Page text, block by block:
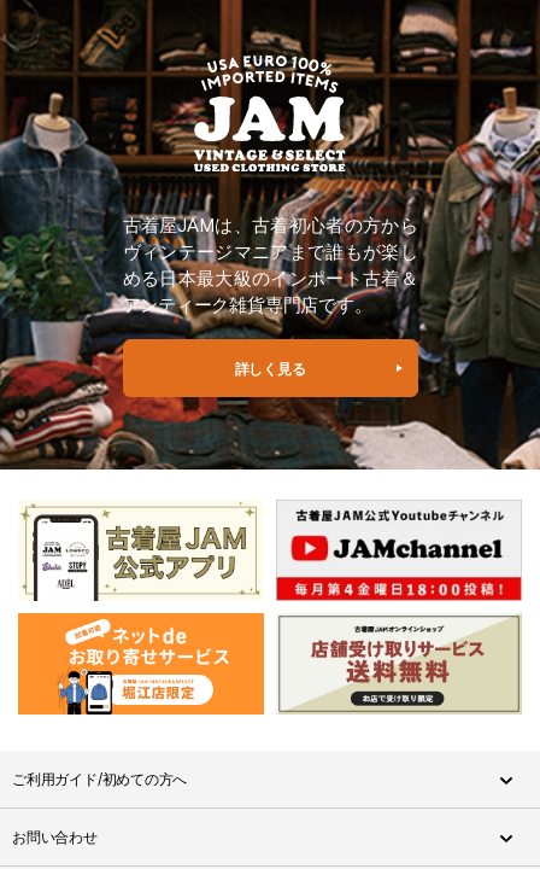
古着屋JAMは、古着初心者の方から
ヴィンテージマニアまで誰もが楽し
める日本最大級のインポート古着＆
アンティーク雑貨専門店です。
詳しく見る
ご利用ガイド/初めての方へ
お問い合わせ